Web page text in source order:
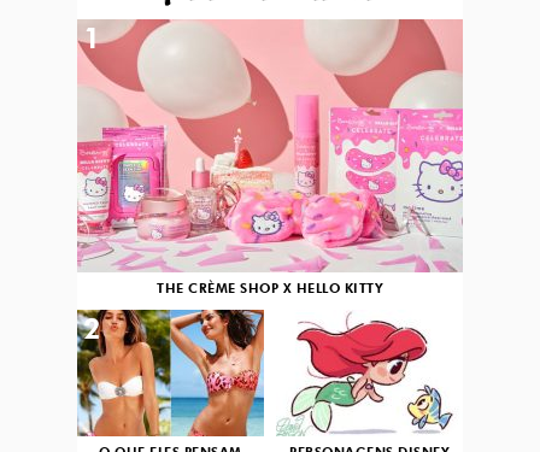
THE CRÈME SHOP X HELLO KITTY
1
2 3